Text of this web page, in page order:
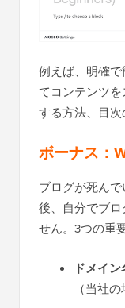
例えば、明確
てコンテンツ
する方法、目次
ボーナス：
ブログが死ん
後、自分でブ
せん。3つの重
ドメイン
（当社